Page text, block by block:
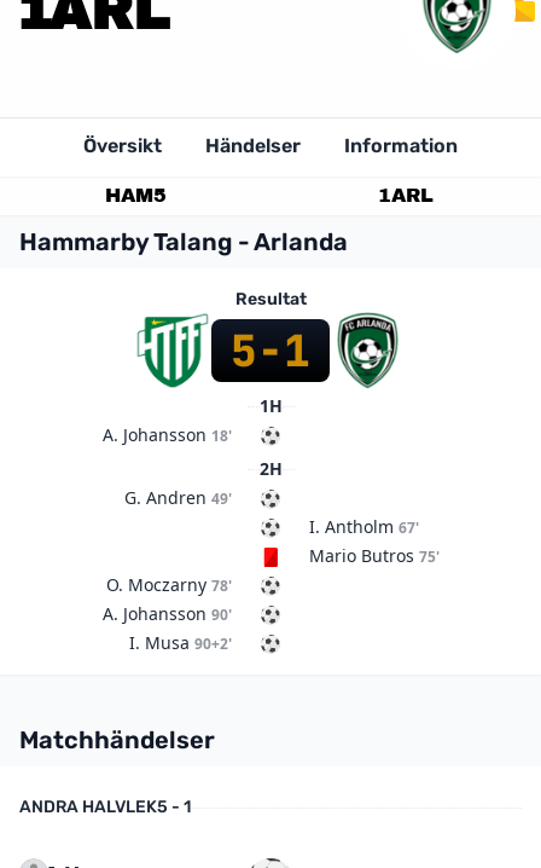
Översikt Händelser Information
HAM5 1ARL
Hammarby Talang - Arlanda
Resultat
5-1
1H
A. Johansson 18'
2H
G. Andren 49'
I. Antholm 67'
Mario Butros 75'
O. Moczarny 78'
A. Johansson 90'
I. Musa 90+2'
Matchhändelser
ANDRA HALVLEK5 - 1